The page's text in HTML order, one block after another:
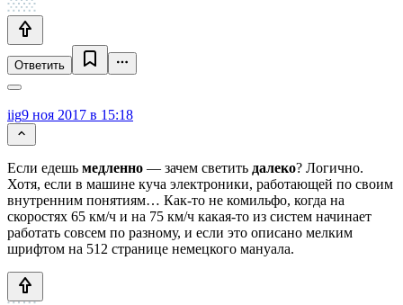
Ответить
iig9 ноя 2017 в 15:18
Если едешь медленно — зачем светить далеко? Логично.
Хотя, если в машине куча электроники, работающей по своим
внутренним понятиям… Как-то не комильфо, когда на
скоростях 65 км/ч и на 75 км/ч какая-то из систем начинает
работать совсем по разному, и если это описано мелким
шрифтом на 512 странице немецкого мануала.